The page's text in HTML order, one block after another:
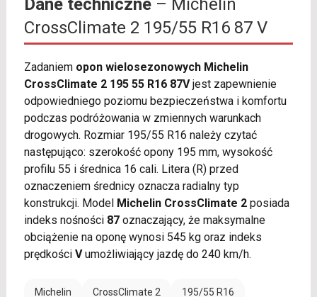
Dane techniczne– Michelin
CrossClimate 2 195/55 R16 87 V
Zadaniem opon wielosezonowych Michelin
CrossClimate 2 195 55 R16 87Vjest zapewnienie
odpowiedniego poziomu bezpieczeństwa i komfortu
podczas podróżowania w zmiennych warunkach
drogowych. Rozmiar 195/55 R16 należy czytać
następująco: szerokość opony 195 mm, wysokość
profilu 55 i średnica 16 cali. Litera (R) przed
oznaczeniem średnicy oznacza radialny typ
konstrukcji. Model Michelin CrossClimate 2posiada
indeks nośności 87oznaczający, że maksymalne
obciążenie na oponę wynosi 545 kg oraz indeks
prędkości Vumożliwiający jazdę do 240 km/h.
Michelin CrossClimate 2 195/55 R16